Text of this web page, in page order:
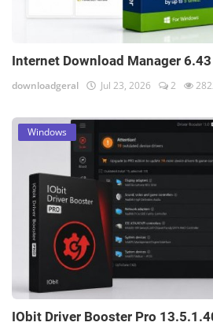
Internet Download Manager
downloadgeral Jul 23, 2026 2
Windows
IObit Driver Booster Pro